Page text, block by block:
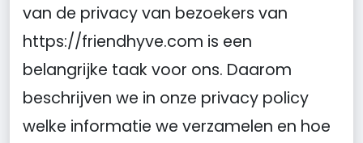
van de privacy van bezoekers van
https://friendhyve.com is een
belangrijke taak voor ons. Daarom
beschrijven we in onze privacy policy
welke informatie we verzamelen en hoe